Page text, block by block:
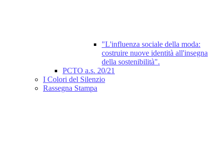
"L'influenza sociale della moda:
costruire nuove identità all'insegna
della sostenibilità".
PCTO a.s. 20/21
I Colori del Silenzio
Rassegna Stampa